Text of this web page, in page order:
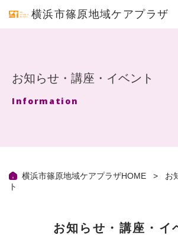
の
横浜市篠原地域ケアプラザ
お知らせ・講座・イベント
Information
横浜市篠原地域ケアプラザHOME
お
ト
お知らせ・講座・イ